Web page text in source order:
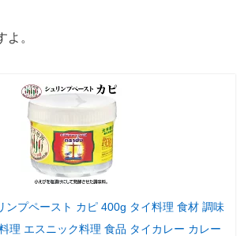
よ。
ンプペースト カピ 400g タイ料理 食材 調味
理 エスニック料理 食品 タイカレー カレー